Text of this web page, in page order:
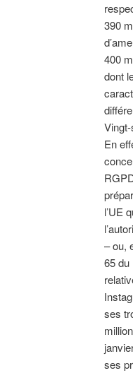
390
400
dont
En
l’UE
– ou,
65 du
ses
ses